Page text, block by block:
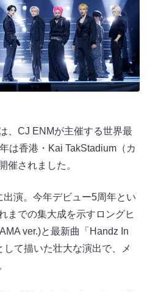
、CJ ENMが主催する世界最
は香港・Kai TakStadium（カ
催されました。
演。今年デビュー5周年とい
までの集大成を示すロングヒ
ver.)と最新曲「Handz In
て描いた壮大な演出で、メ